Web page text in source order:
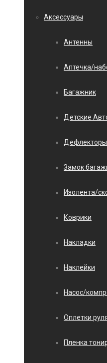
Аксессуары
Антенны
Аптечка/
Багажник
Детские
Дефлекторы
Замок
Изолента/
Коврики
Накладки
Наклейки
Насос/
Оплетки
Пленка